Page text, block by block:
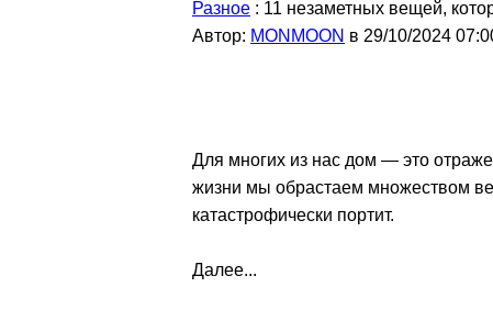
Разное : 11 незаметных вещей,
Автор: MONMOON в 29/10/2024
Для многих из нас дом — это
жизни мы обрастаем множеством
катастрофически портит.
Далее...